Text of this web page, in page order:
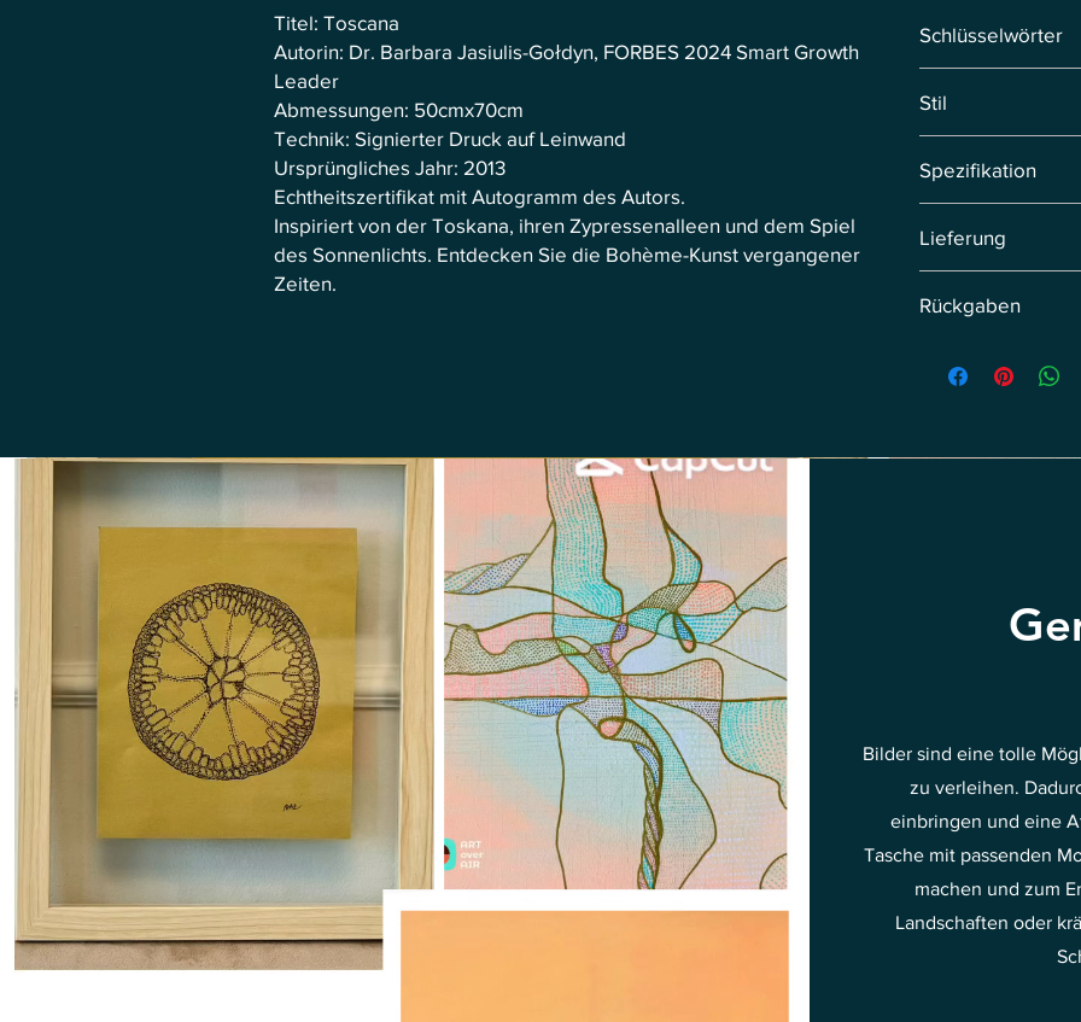
Titel: Toscana
Autorin: Dr. Barbara Jasiulis-Gołdyn, FORBES 2024 Smart Growth
Leader
Abmessungen: 50cmx70cm
Technik: Signierter Druck auf Leinwand
Ursprüngliches Jahr: 2013
Echtheitszertifikat mit Autogramm des Autors.
Inspiriert von der Toskana, ihren Zypressenalleen und dem Spiel
des Sonnenlichts. Entdecken Sie die Bohème-Kunst vergangener
Zeiten.
Schlüsselwörter
Lichterspiel
Stil
Spezifikation
50cm x 70cm, mit
Lieferung
Werktagen. Bei
Rückgaben
Die Rückerstattung
Bilder sind eine tolle
zu verleihen.
einbringen und eine
Tasche mit passenden
machen und zum
Landschaften oder